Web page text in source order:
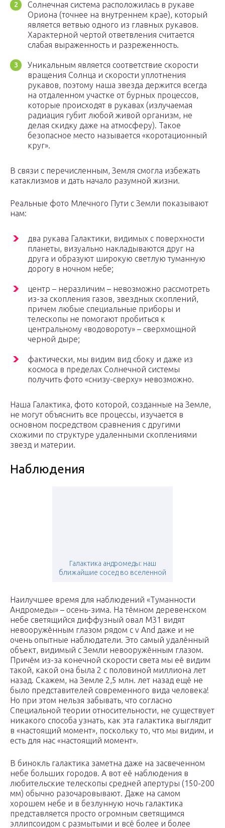
Солнечная система расположилась в рукаве
Ориона (точнее на внутреннем крае), который
является ветвью одного из главных рукавов.
Характерной чертой ответвления считается
слабая выраженность и разреженность.
Уникальным является соответствие скорости
вращения Солнца и скорости уплотнения
рукавов, поэтому наша звезда держится всегда
на отдаленном участке от бурных процессов,
которые происходят в рукавах (излучаемая
радиация губит любой живой организм, не
делая скидку даже на атмосферу). Такое
безопасное место называется «коротационный
круг».
В связи с перечисленным, Земля смогла избежать
катаклизмов и дать начало разумной жизни.
Реальные фото Млечного Пути с Земли показывают
нам:
два рукава Галактики, видимых с поверхности
планеты, визуально накладываются друг на
друга и образуют широкую светлую туманную
дорогу в ночном небе;
центр – неразличим – невозможно рассмотреть
из-за скопления газов, звездных скоплений,
причем любые специальные приборы и
телескопы не помогают пробиться к
центральному «водовороту» – сверхмощной
черной дыре;
фактически, мы видим вид сбоку и даже из
космоса в пределах Солнечной системы
получить фото «снизу-сверху» невозможно.
Наша Галактика, фото которой, созданные на Земле,
не могут объяснить все процессы, изучается в
основном посредством сравнения с другими
схожими по структуре удаленными скоплениями
звезд и материи.
Наблюдения
Галактика андромеды: наш
ближайшие сосед во вселенной
Наилучшее время для наблюдений «Туманности
Андромеды» – осень-зима. На тёмном деревенском
небе светящийся диффузный овал М31 видят
невооружённым глазом рядом с ν And даже и не
очень опытные наблюдатели. Это самый удалённый
объект, видимый с Земли невооружённым глазом.
Причём из-за конечной скорости света мы её видим
такой, какой она была 2 с половиной миллиона лет
назад. Скажем, на Земле 2,5 млн. лет назад ещё не
было представителей современного вида человека!
Но при этом нельзя забывать, что согласно
Специальной теории относительности, не существует
никакого способа узнать, как эта галактика выглядит
в «настоящий момент», поскольку то, что мы видим, и
есть для нас «настоящий момент».
В бинокль галактика заметна даже на засвеченном
небе больших городов. А вот её наблюдения в
любительские телескопы средней апертуры (150-200
мм) обычно разочаровывают. Даже на самом
хорошем небе и в безлунную ночь галактика
представляется просто огромным светящимся
эллипсоидом с размытыми и всё более и более